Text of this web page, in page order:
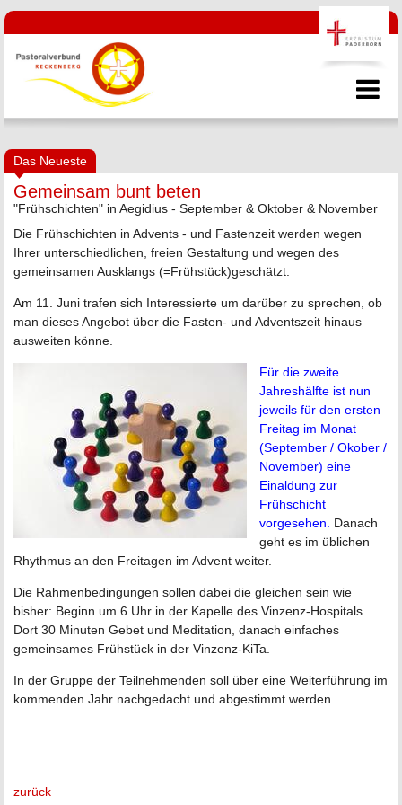
Das Neueste
Gemeinsam bunt beten
"Frühschichten" in Aegidius - September & Oktober & November
Die Frühschichten in Advents - und Fastenzeit werden wegen
Ihrer unterschiedlichen, freien Gestaltung und wegen des
gemeinsamen Ausklangs (=Frühstück)geschätzt.
Am 11. Juni trafen sich Interessierte um darüber zu sprechen, ob
man dieses Angebot über die Fasten- und Adventszeit hinaus
ausweiten könne.
Für die zweite
Jahreshälfte ist nun
jeweils für den ersten
Freitag im Monat
(September / Okober /
November) eine
Einaldung zur
Frühschicht
vorgesehen.
Danach
geht es im üblichen
Rhythmus an den Freitagen im Advent weiter.
Die Rahmenbedingungen sollen dabei die gleichen sein wie
bisher: Beginn um 6 Uhr in der Kapelle des Vinzenz-Hospitals.
Dort 30 Minuten Gebet und Meditation, danach einfaches
gemeinsames Frühstück in der Vinzenz-KiTa.
In der Gruppe der Teilnehmenden soll über eine Weiterführung im
kommenden Jahr nachgedacht und abgestimmt werden.
zurück